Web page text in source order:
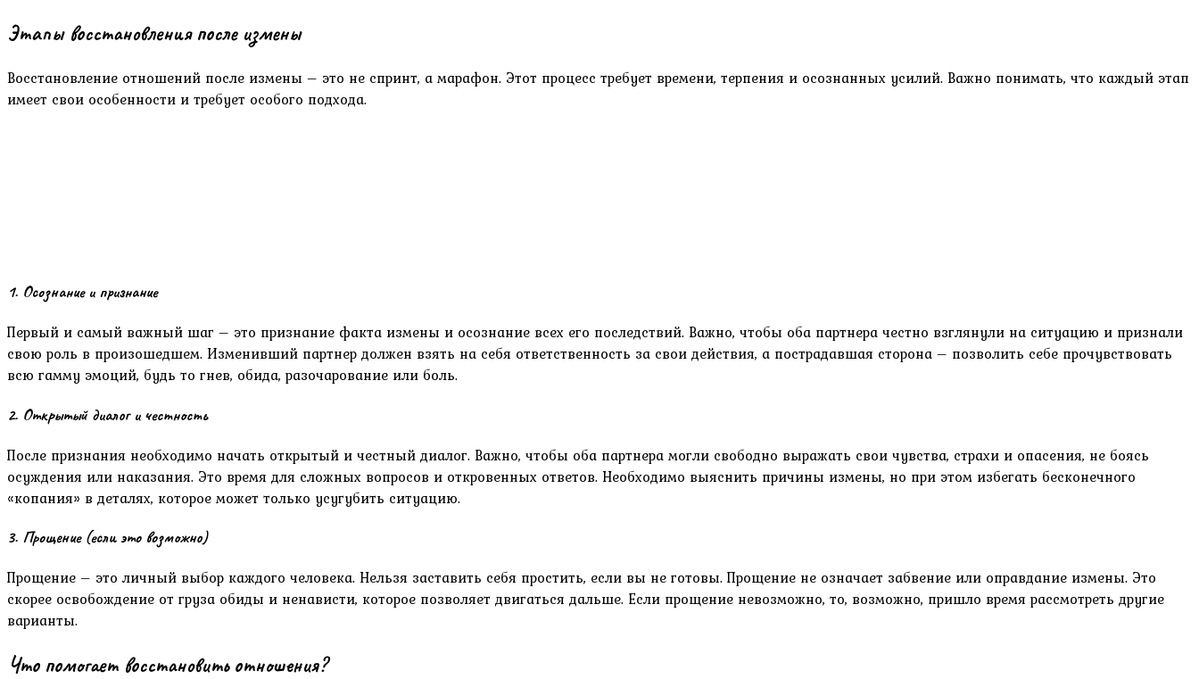
Этапы восстановления после измены
Восстановление отношений после измены – это не спринт, а марафон. Этот процесс требует времени, терпения и осознанных усилий. Важно понимать, что каждый этап
имеет свои особенности и требует особого подхода.
1. Осознание и признание
Первый и самый важный шаг – это признание факта измены и осознание всех его последствий. Важно, чтобы оба партнера честно взглянули на ситуацию и признали
свою роль в произошедшем. Изменивший партнер должен взять на себя ответственность за свои действия, а пострадавшая сторона – позволить себе прочувствовать
всю гамму эмоций, будь то гнев, обида, разочарование или боль.
2. Открытый диалог и честность
После признания необходимо начать открытый и честный диалог. Важно, чтобы оба партнера могли свободно выражать свои чувства, страхи и опасения, не боясь
осуждения или наказания. Это время для сложных вопросов и откровенных ответов. Необходимо выяснить причины измены, но при этом избегать бесконечного
«копания» в деталях, которое может только усугубить ситуацию.
3. Прощение (если это возможно)
Прощение – это личный выбор каждого человека. Нельзя заставить себя простить, если вы не готовы. Прощение не означает забвение или оправдание измены. Это
скорее освобождение от груза обиды и ненависти, которое позволяет двигаться дальше. Если прощение невозможно, то, возможно, пришло время рассмотреть другие
варианты.
Что помогает восстановить отношения?